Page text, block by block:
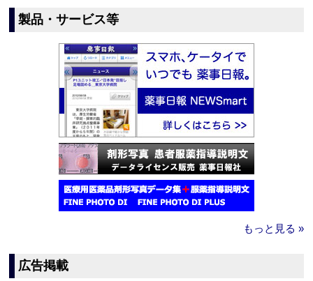
製品・サービス等
もっと見る »
広告掲載